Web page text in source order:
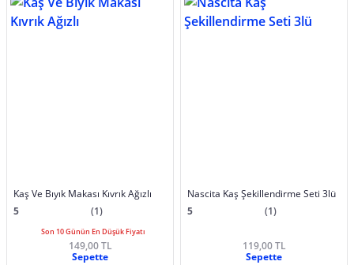
Kaş Ve Bıyık Makası Kıvrık Ağızlı
5
(1)
Son 10 Günün En Düşük Fiyatı
149,00 TL
Sepette
Nascita Kaş Şekillendirme Seti 3lü
5
(1)
119,00 TL
Sepette